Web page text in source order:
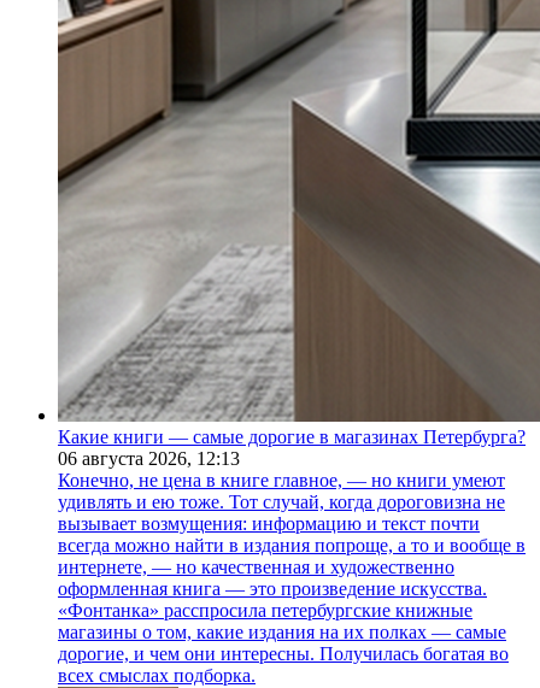
Какие книги — самые дорогие в магазинах Петербурга?
06 августа 2026, 12:13
Конечно, не цена в книге главное, — но книги умеют
удивлять и ею тоже. Тот случай, когда дороговизна не
вызывает возмущения: информацию и текст почти
всегда можно найти в издания попроще, а то и вообще в
интернете, — но качественная и художественно
оформленная книга — это произведение искусства.
«Фонтанка» расспросила петербургские книжные
магазины о том, какие издания на их полках — самые
дорогие, и чем они интересны. Получилась богатая во
всех смыслах подборка.